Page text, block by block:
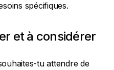
spécifiques.
et à considérer
tu attendre de